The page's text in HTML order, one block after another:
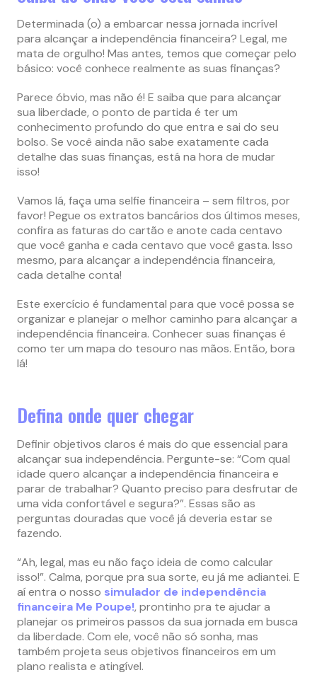
Determinada (o) a embarcar nessa jornada incrível
para alcançar a independência financeira? Legal, me
mata de orgulho! Mas antes, temos que começar pelo
básico: você conhece realmente as suas finanças?
Parece óbvio, mas não é! E saiba que para alcançar
sua liberdade, o ponto de partida é ter um
conhecimento profundo do que entra e sai do seu
bolso. Se você ainda não sabe exatamente cada
detalhe das suas finanças, está na hora de mudar
isso!
Vamos lá, faça uma selfie financeira – sem filtros, por
favor! Pegue os extratos bancários dos últimos meses,
confira as faturas do cartão e anote cada centavo
que você ganha e cada centavo que você gasta. Isso
mesmo, para alcançar a independência financeira,
cada detalhe conta!
Este exercício é fundamental para que você possa se
organizar e planejar o melhor caminho para alcançar a
independência financeira. Conhecer suas finanças é
como ter um mapa do tesouro nas mãos. Então, bora
lá!
Defina onde quer chegar
Definir objetivos claros é mais do que essencial para
alcançar sua independência. Pergunte-se: “Com qual
idade quero alcançar a independência financeira e
parar de trabalhar? Quanto preciso para desfrutar de
uma vida confortável e segura?”. Essas são as
perguntas douradas que você já deveria estar se
fazendo.
“Ah, legal, mas eu não faço ideia de como calcular
isso!”. Calma, porque pra sua sorte, eu já me adiantei. E
aí entra o nosso simulador de independência
financeira Me Poupe!, prontinho pra te ajudar a
planejar os primeiros passos da sua jornada em busca
da liberdade. Com ele, você não só sonha, mas
também projeta seus objetivos financeiros em um
plano realista e atingível.